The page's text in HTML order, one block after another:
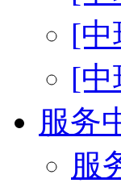
[中
[中
服务
服